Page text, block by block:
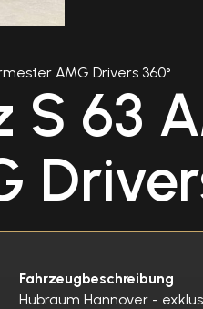
AMG Drivers 360°
S 63
Fahrzeugbeschreibung
Hubraum Hannover -